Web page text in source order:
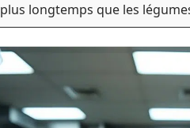
plus longtemps que les